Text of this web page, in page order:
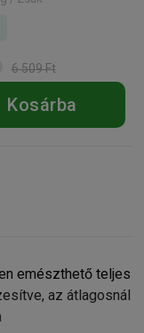
6 509 Ft
Kosárba
emészthető teljes
az átlagosnál